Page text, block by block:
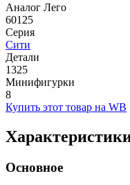
Аналог Лего
60125
Серия
Сити
Детали
1325
Минифигурки
8
Купить этот товар на WB
Основное